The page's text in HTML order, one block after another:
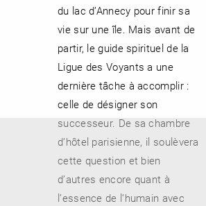
du lac d’Annecy pour finir sa
vie sur une île. Mais avant de
partir, le guide spirituel de la
Ligue des Voyants a une
dernière tâche à accomplir :
celle de désigner son
successeur. De sa chambre
d’hôtel parisienne, il soulèvera
cette question et bien
d’autres encore quant à
l’essence de l’humain avec